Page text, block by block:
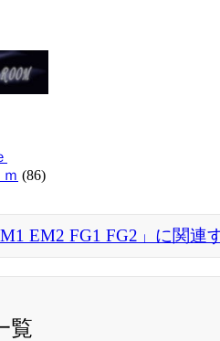
(86)
EM2 FG1 FG2」に関
覧